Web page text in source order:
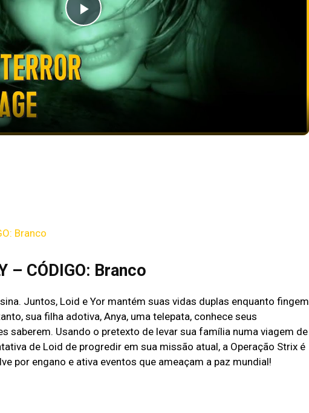
Play
Video
Branco
– CÓDIGO: Branco
Juntos, Loid e Yor mantém suas vidas duplas enquanto fingem
sua filha adotiva, Anya, uma telepata, conhece seus
saberem. Usando o pretexto de levar sua família numa viagem de
de Loid de progredir em sua missão atual, a Operação Strix é
por engano e ativa eventos que ameaçam a paz mundial!